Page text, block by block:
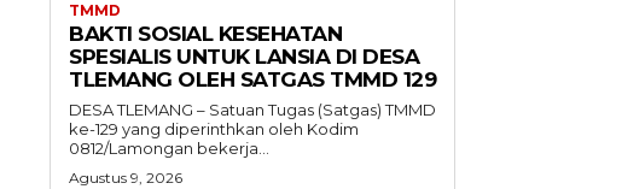
TMMD
BAKTI SOSIAL KESEHATAN
SPESIALIS UNTUK LANSIA DI DESA
TLEMANG OLEH SATGAS TMMD 129
DESA TLEMANG – Satuan Tugas (Satgas) TMMD
ke-129 yang diperinthkan oleh Kodim
0812/Lamongan bekerja...
Agustus 9, 2026